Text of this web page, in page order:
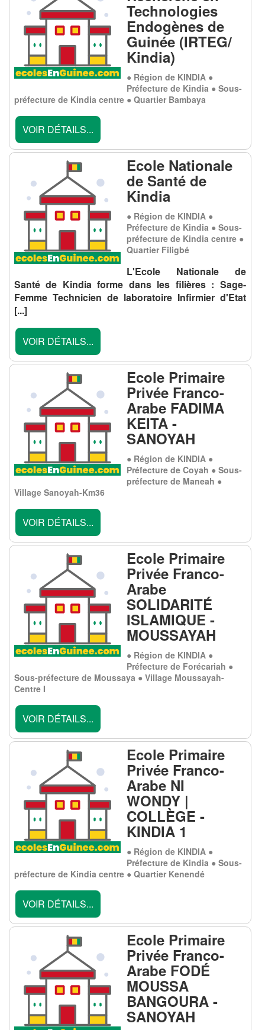
Technologies
Endogènes de
Guinée (IRTEG/
Kindia)
● Région de KINDIA ●
Préfecture de Kindia ● Sous-
préfecture de Kindia centre ● Quartier Bambaya
VOIR DÉTAILS...
Ecole Nationale
de Santé de
Kindia
● Région de KINDIA ●
Préfecture de Kindia ● Sous-
préfecture de Kindia centre ●
Quartier Filigbé
L'Ecole Nationale de
Santé de Kindia forme dans les filières : Sage-
Femme Technicien de laboratoire Infirmier d'Etat
[...]
VOIR DÉTAILS...
Ecole Primaire
Privée Franco-
Arabe FADIMA
KEITA -
SANOYAH
● Région de KINDIA ●
Préfecture de Coyah ● Sous-
préfecture de Maneah ●
Village Sanoyah-Km36
VOIR DÉTAILS...
Ecole Primaire
Privée Franco-
Arabe
SOLIDARITÉ
ISLAMIQUE -
MOUSSAYAH
● Région de KINDIA ●
Préfecture de Forécariah ●
Sous-préfecture de Moussaya ● Village Moussayah-
Centre I
VOIR DÉTAILS...
Ecole Primaire
Privée Franco-
Arabe NI
WONDY |
COLLÈGE -
KINDIA 1
● Région de KINDIA ●
Préfecture de Kindia ● Sous-
préfecture de Kindia centre ● Quartier Kenendé
VOIR DÉTAILS...
Ecole Primaire
Privée Franco-
Arabe FODÉ
MOUSSA
BANGOURA -
SANOYAH